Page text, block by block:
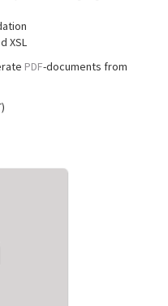
XSL
PDF-documents from